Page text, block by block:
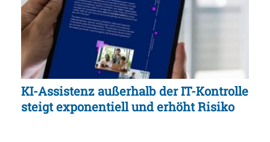
KI-Assistenz außerhalb der IT-Kontrolle
steigt exponentiell und erhöht Risiko